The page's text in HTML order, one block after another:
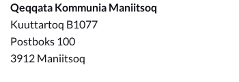
Qeqqata Kommunia Maniitsoq
Kuuttartoq B1077
Postboks 100
3912 Maniitsoq